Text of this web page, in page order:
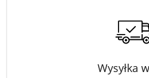
Wysyłka